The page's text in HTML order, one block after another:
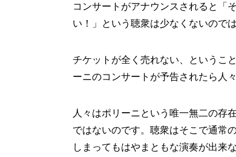
コンサートがアナウンスされると「
い！」という聴衆は少なくないので
チケットが全く売れない、というこ
ーニのコンサートが予告されたら人
人々はポリーニという唯一無二の存
ではないのです。聴衆はそこで通常
しまってもはやまともな演奏が出来